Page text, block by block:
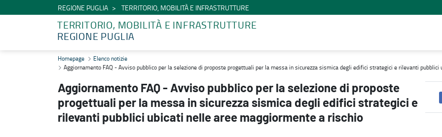
REGIONE PUGLIA TERRITORIO, MOBILITÀ E INFRASTRUTTURE
TERRITORIO, MOBILITÀ E INFRASTRUTTURE
REGIONE PUGLIA
Aggiornamento FAQ - Avviso pubblico per la selezione di proposte progettuali per la messa in sicurezza sismica degli edifici
Homepage
Elenco notizie
Aggiornamento FAQ - Avviso pubblico per la selezione di proposte progettuali per la messa in sicurezza sismica degli edifici strategici e rilevanti
Aggiornamento FAQ - Avviso pubblico per la selezione di proposte
progettuali per la messa in sicurezza sismica degli edifici strategici e
rilevanti pubblici ubicati nelle aree maggiormente a rischio